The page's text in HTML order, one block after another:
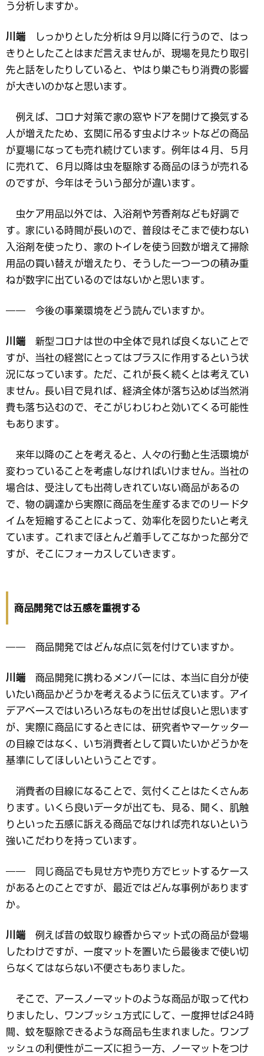
う分析しますか。
川端 しっかりとした分析は９月以降に行うので、はっ
きりとしたことはまだ言えませんが、現場を見たり取引
先と話をしたりしていると、やはり巣ごもり消費の影響
が大きいのかなと思います。
例えば、コロナ対策で家の窓やドアを開けて換気する
人が増えたため、玄関に吊るす虫よけネットなどの商品
が夏場になっても売れ続けています。例年は４月、５月
に売れて、６月以降は虫を駆除する商品のほうが売れる
のですが、今年はそういう部分が違います。
虫ケア用品以外では、入浴剤や芳香剤なども好調で
す。家にいる時間が長いので、普段はそこまで使わない
入浴剤を使ったり、家のトイレを使う回数が増えて掃除
用品の買い替えが増えたり、そうした一つ一つの積み重
ねが数字に出ているのではないかと思います。
―― 今後の事業環境をどう読んでいますか。
川端 新型コロナは世の中全体で見れば良くないことで
すが、当社の経営にとってはプラスに作用するという状
況になっています。ただ、これが長く続くとは考えてい
ません。長い目で見れば、経済全体が落ち込めば当然消
費も落ち込むので、そこがじわじわと効いてくる可能性
もあります。
来年以降のことを考えると、人々の行動と生活環境が
変わっていることを考慮しなければいけません。当社の
場合は、受注しても出荷しきれていない商品があるの
で、物の調達から実際に商品を生産するまでのリードタ
イムを短縮することによって、効率化を図りたいと考え
ています。これまでほとんど着手してこなかった部分で
すが、そこにフォーカスしていきます。
商品開発では五感を重視する
―― 商品開発ではどんな点に気を付けていますか。
川端 商品開発に携わるメンバーには、本当に自分が使
いたい商品かどうかを考えるように伝えています。アイ
デアベースではいろいろなものを出せば良いと思います
が、実際に商品にするときには、研究者やマーケッター
の目線ではなく、いち消費者として買いたいかどうかを
基準にしてほしいということです。
消費者の目線になることで、気付くことはたくさんあ
ります。いくら良いデータが出ても、見る、聞く、肌触
りといった五感に訴える商品でなければ売れないという
強いこだわりを持っています。
―― 同じ商品でも見せ方や売り方でヒットするケース
があるとのことですが、最近ではどんな事例があります
か。
川端 例えば昔の蚊取り線香からマット式の商品が登場
したわけですが、一度マットを置いたら最後まで使い切
らなくてはならない不便さもありました。
そこで、アースノーマットのような商品が取って代わ
りましたし、ワンプッシュ方式にして、一度押せば24時
間、蚊を駆除できるような商品も生まれました。ワンプ
ッシュの利便性がニーズに担う一方、ノーマットをつけ